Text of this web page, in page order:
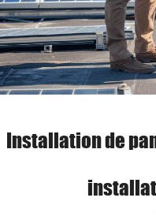
Installation de